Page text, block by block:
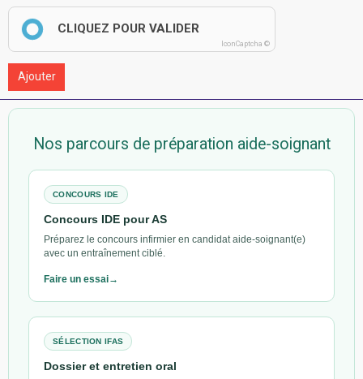
CLIQUEZ POUR VALIDER
IconCaptcha ©
Ajouter
Nos parcours de préparation aide-soignant
CONCOURS IDE
Concours IDE pour AS
Préparez le concours infirmier en candidat aide-soignant(e)
avec un entraînement ciblé.
Faire un essai
SÉLECTION IFAS
Dossier et entretien oral